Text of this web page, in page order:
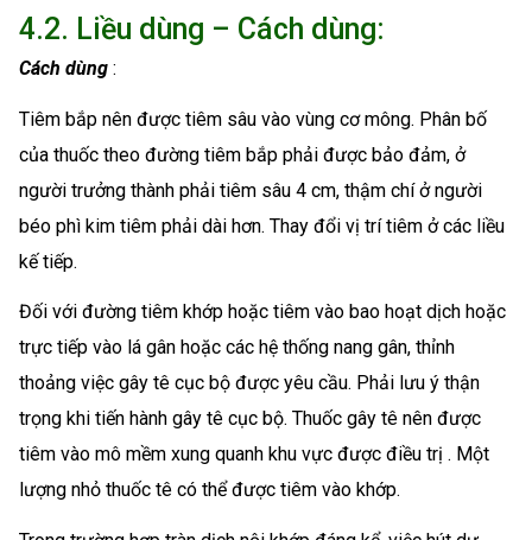
4.2. Liều dùng – Cách dùng:
Cách dùng :
Tiêm bắp nên được tiêm sâu vào vùng cơ mông. Phân bố
của thuốc theo đường tiêm bắp phải được bảo đảm, ở
người trưởng thành phải tiêm sâu 4 cm, thậm chí ở người
béo phì kim tiêm phải dài hơn. Thay đổi vị trí tiêm ở các liều
kế tiếp.
Đối với đường tiêm khớp hoặc tiêm vào bao hoạt dịch hoặc
trực tiếp vào lá gân hoặc các hệ thống nang gân, thỉnh
thoảng việc gây tê cục bộ được yêu cầu. Phải lưu ý thận
trọng khi tiến hành gây tê cục bộ. Thuốc gây tê nên được
tiêm vào mô mềm xung quanh khu vực được điều trị . Một
lượng nhỏ thuốc tê có thể được tiêm vào khớp.